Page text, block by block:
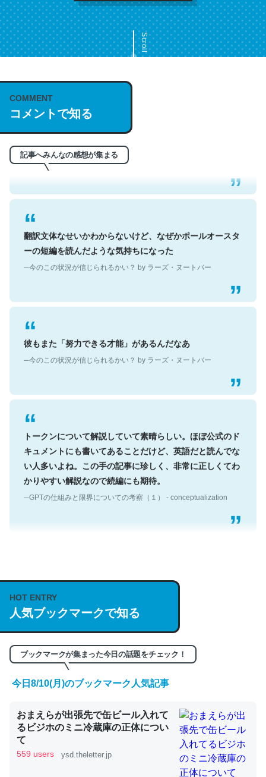
Scroll
COMMENT
コメントで知る
記事へみんなの感想が集まる
これは名文。彼はとてもクレバーなんだろうなと凄く思
─今のこの状況が信じられるかい？ by ラーズ・ヌートバー
翻訳文体なせいかわからないけど、なぜかポールオースタ
ーの短編を読んだような気持ちになった
─今のこの状況が信じられるかい？ by ラーズ・ヌートバー
彼もまた「努力できる才能」があるんだなあ
─今のこの状況が信じられるかい？ by ラーズ・ヌートバー
トークンについて解説していて素晴らしい。ほぼ公式のド
キュメントにも書いてあることだけど、英語だと読んでな
い人多いよね。この手の記事に珍しく、非常に正しくてわ
かりやすい解説なので続編にも期待。
─GPTの仕組みと限界についての考察（１） - conceptualization
説してる記事が少ないので貴重な良記事。/続編来た
https://isobe324649.hatenablog.com/entry/2023/03/27
/064121
─GPTの仕組みと限界についての考察（１） - conceptualization
くらい。小説でいう「ずっと前の伏線」は回収されないけ
ど、短期記憶というには多い分量。進化すればするほど分
かりやすく強くなりそう
─GPTの仕組みと限界についての考察（１） - conceptualization
HOT ENTRY
人気ブックマークで知る
ブックマークが集まった今日の話題をチェック！
今日8/10(月)のブックマーク人気記事
おまえらが出張先で缶ビール入れて
るビジホのミニ冷蔵庫の正体につい
て
559 users ysd.theletter.jp